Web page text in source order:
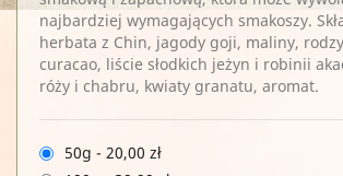
najbardziej wymagających smakoszy.
herbata z Chin, jagody goji, maliny,
curacao, liście słodkich jeżyn i robinii
róży i chabru, kwiaty granatu, aromat.
50g - 20,00 zł